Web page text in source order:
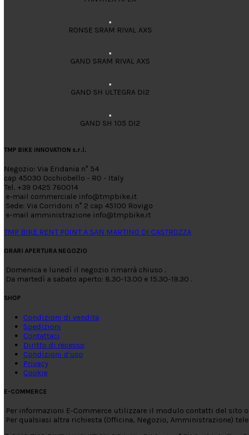
RONSE SRAM RIVAL AXS
GAND SRAM RIVAL AXS
GAND SH ULTEGRA DI2
GAND SH 105 DI2
TMP BIKE INNOVATION s.r.l.
Negozio: Via Eridania n° 54
cap 45030 Occhiobello - RO - Italy
Tel. +39 0425 760014
e-mail commerciale info@tmpbike.it
Sede: Via Corridoni n° 2 cap 45100 Rovigo
e-mail amministrazione info@tmpbike.it
TMP BIKE RENT POINT A SAN MARTINO DI CASTROZZA
ORARI APERTURA NEGOZIO
Domenica e lunedì il negozio rimarrà chiuso .
Da martedì a sabato aperto: 8.30-13.00 e 15.30-19.30 .
SHOP
Condizioni di vendita
Spedizioni
Contattaci
Diritto di recesso
Condizioni d'uso
Privacy
Cookie
E-COMMERCE
Per informazioni E-Commerce utilizzare il modulo contatti del sito
Per qualsiasi altra richiesta (Officina, Negozio, Amministrazione)